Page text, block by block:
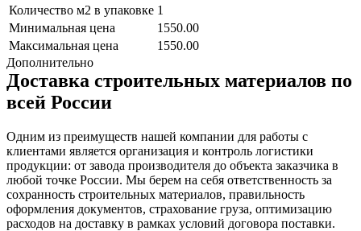
Количество м2 в упаковке 1
Минимальная цена
1550.00
Максимальная цена
1550.00
Дополнительно
Доставка строительных материалов по
всей России
Одним из преимуществ нашей компании для работы с
клиентами является организация и контроль логистики
продукции: от завода производителя до объекта заказчика в
любой точке России. Мы берем на себя ответственность за
сохранность строительных материалов, правильность
оформления документов, страхование груза, оптимизацию
расходов на доставку в рамках условий договора поставки.